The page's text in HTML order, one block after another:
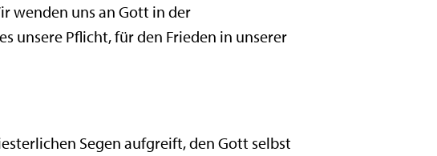
wenden uns an Gott in der
unsere Pflicht, für den Frieden in unserer
Segen aufgreift, den Gott selbst